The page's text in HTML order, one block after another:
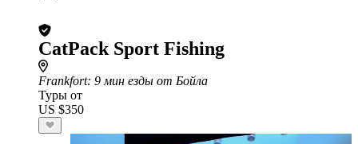
CatPack Sport Fishing
Frankfort: 9 мин езды от Бойла
Туры от
US $350